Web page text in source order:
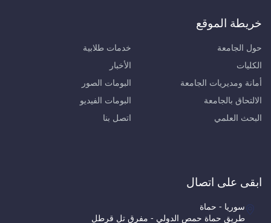
خريطة الموقع
حول الجامعة
الكليات
أمانة ومديريات الجامعة
الالتحاق بالجامعة
البحث العلمي
خدمات طلابية
الأخبار
البومات الصور
البومات الفيديو
اتصل بنا
ابقى على اتصال
سوريا - حماة
طريق حماة حمص الدولي - مفرق تل قرطل